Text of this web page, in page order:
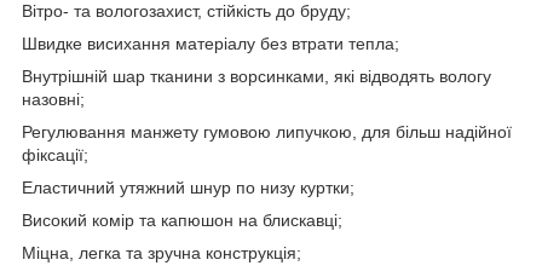
Вітро- та вологозахист, стійкість до бруду;
Швидке висихання матеріалу без втрати тепла;
Внутрішній шар тканини з ворсинками, які відводять вологу
назовні;
Регулювання манжету гумовою липучкою, для більш надійної
фіксації;
Еластичний утяжний шнур по низу куртки;
Високий комір та капюшон на блискавці;
Міцна, легка та зручна конструкція;